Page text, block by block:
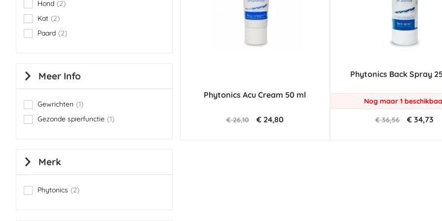
Phytonics Acu Cream 50 ml
€ 26,10 € 24,80
Phytonics Back Spray
Nog maar 1
€ 36,56 € 34,73
Hond 2
items
Kat
2
items
Paard
2
items
Meer Info
Gewrichten 1
item
Gezonde spierfunctie 1
item
Merk
Phytonics 2
items